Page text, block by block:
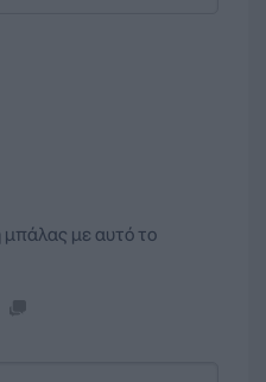
με αυτό το